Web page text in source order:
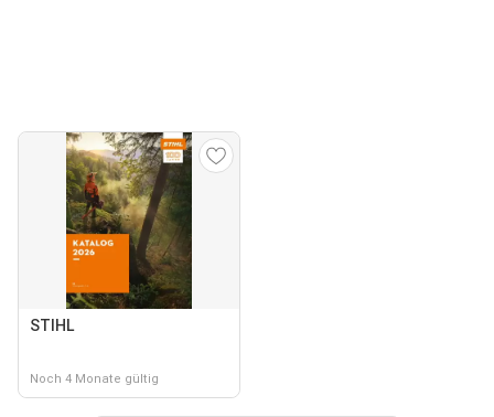
STIHL
Noch 4 Monate gültig